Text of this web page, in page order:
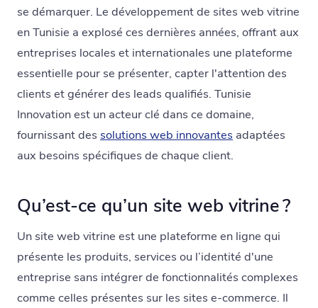
se démarquer. Le développement de sites web vitrine
en Tunisie a explosé ces dernières années, offrant aux
entreprises locales et internationales une plateforme
essentielle pour se présenter, capter l'attention des
clients et générer des leads qualifiés. Tunisie
Innovation est un acteur clé dans ce domaine,
fournissant des solutions web innovantes adaptées
aux besoins spécifiques de chaque client.
Qu’est-ce qu’un site web vitrine ?
Un site web vitrine est une plateforme en ligne qui
présente les produits, services ou l’identité d'une
entreprise sans intégrer de fonctionnalités complexes
comme celles présentes sur les sites e-commerce. Il